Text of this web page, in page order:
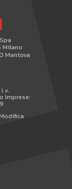
Milano
Mantova
Imprese: